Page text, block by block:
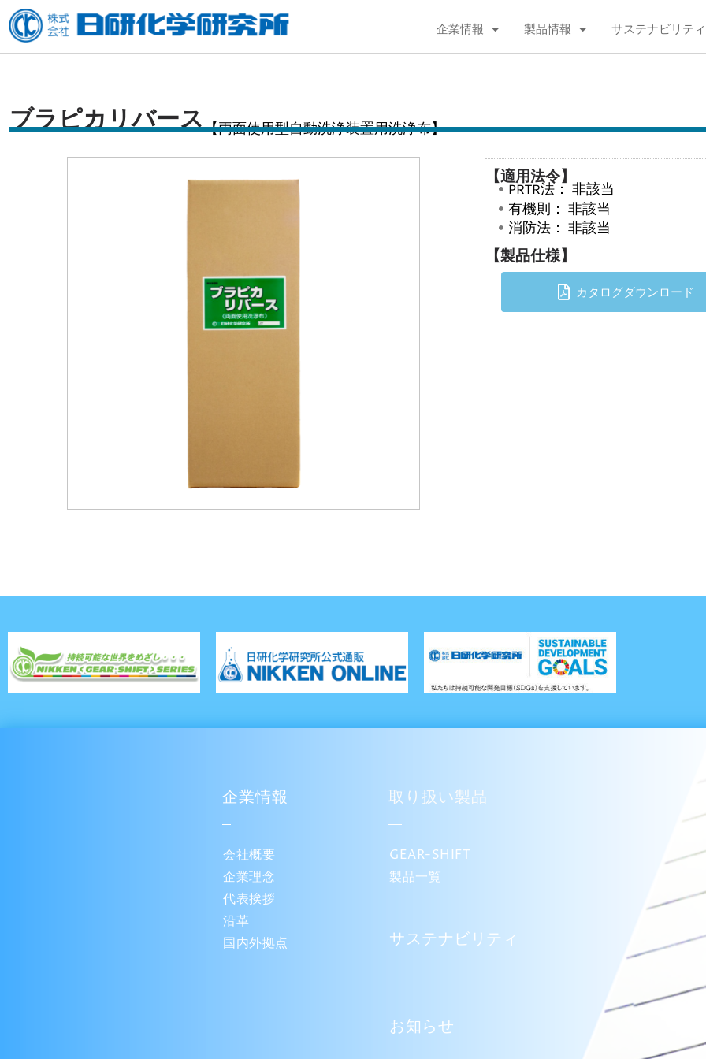
内
容
キ
企業情報 製品情報 サステナビリティ
ブラピカリバース【両面使用型自動洗浄装置用洗浄布】
【適用法令】
PRTR法： 非該当
有機則： 非該当
消防法： 非該当
【製品仕様】
カタログダウンロード
企業情報
会社概要
企業理念
代表挨拶
沿革
国内外拠点
取り扱い製品
GEAR-SHIFT
製品一覧
サステナビリティ
お知らせ